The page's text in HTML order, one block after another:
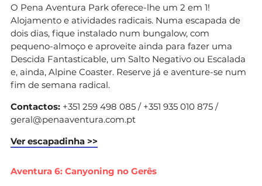
O Pena Aventura Park oferece-lhe um 2 em 1!
Alojamento e atividades radicais. Numa escapada de
dois dias, fique instalado num bungalow, com
pequeno-almoço e aproveite ainda para fazer uma
Descida Fantasticable, um Salto Negativo ou Escalada
e, ainda, Alpine Coaster. Reserve já e aventure-se num
fim de semana radical.
Contactos: +351 259 498 085 / +351 935 010 875 /
geral@penaaventura.com.pt
Ver escapadinha >>
Aventura 6: Canyoning no Gerês